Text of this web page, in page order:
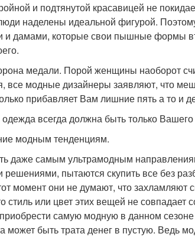
и подтянутой красавицей не
наделены идеальной фигурой.
и дамами, которые свои пышные формы
медали. Порой женщины наоборот
все модные дизайнеры заявляют, что
прибавляет Вам лишние пять а то и
всегда должна быть только
модным тенденциям.
даже самым ультрамодным
пытаются скупить все без
момент они не думают, что
стиль или цвет этих вещей не совпадает
самую модную в данном
может быть трата денег в пустую. Ведь